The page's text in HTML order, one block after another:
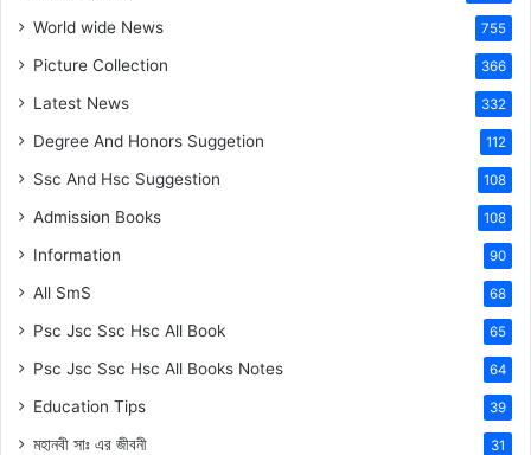
World wide News 755
Picture Collection 366
Latest News 332
Degree And Honors Suggetion 112
Ssc And Hsc Suggestion 108
Admission Books 108
Information 90
All SmS 68
Psc Jsc Ssc Hsc All Book 65
Psc Jsc Ssc Hsc All Books Notes 64
Education Tips 39
মহানবী সাঃ এর জীবনী 31